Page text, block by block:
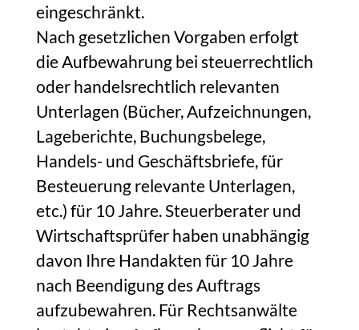
eingeschränkt.
Nach gesetzlichen Vorgaben erfolgt
die Aufbewahrung bei steuerrechtlich
oder handelsrechtlich relevanten
Unterlagen (Bücher, Aufzeichnungen,
Lageberichte, Buchungsbelege,
Handels- und Geschäftsbriefe, für
Besteuerung relevante Unterlagen,
etc.) für 10 Jahre. Steuerberater und
Wirtschaftsprüfer haben unabhängig
davon Ihre Handakten für 10 Jahre
nach Beendigung des Auftrags
aufzubewahren. Für Rechtsanwälte